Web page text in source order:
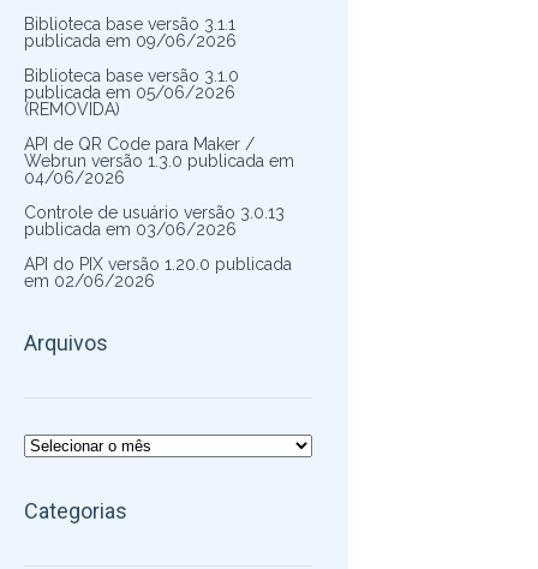
Biblioteca base versão 3.1.1
publicada em 09/06/2026
Biblioteca base versão 3.1.0
publicada em 05/06/2026
(REMOVIDA)
API de QR Code para Maker /
Webrun versão 1.3.0 publicada em
04/06/2026
Controle de usuário versão 3.0.13
publicada em 03/06/2026
API do PIX versão 1.20.0 publicada
em 02/06/2026
Arquivos
Arquivos
Categorias